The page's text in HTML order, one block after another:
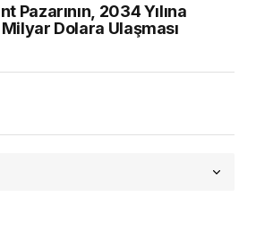
Pazarının, 2034 Yılına
Dolara Ulaşması